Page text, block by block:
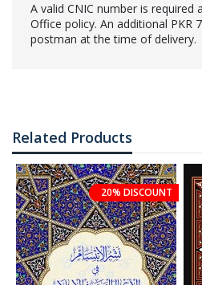
A valid CNIC number is required
Office policy. An additional PKR
postman at the time of delivery.
Related Products
20% DISCOUNT